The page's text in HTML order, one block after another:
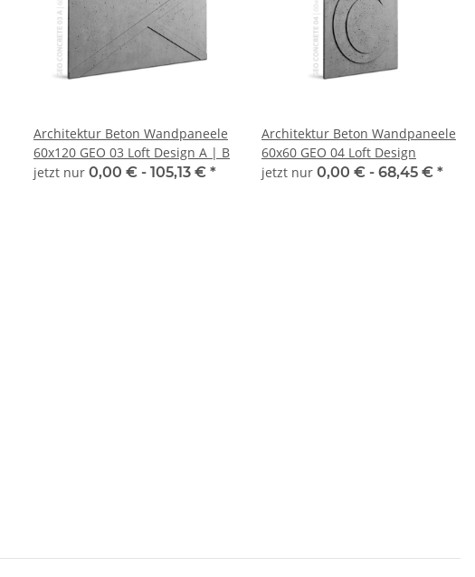
Architektur Beton Wandpaneele
60x120 GEO 03 Loft Design A | B
jetzt nur 0,00 € - 105,13 € *
Architektur Beton Wandpaneele
60x60 GEO 04 Loft Design
jetzt nur 0,00 € - 68,45 € *